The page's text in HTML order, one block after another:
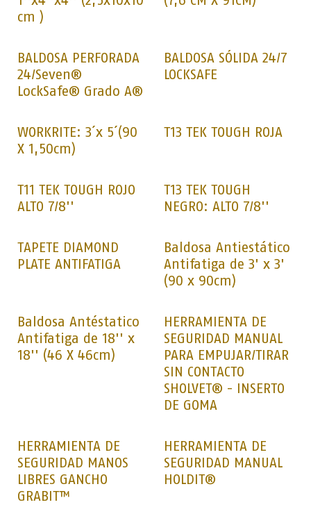
cm )
BALDOSA PERFORADA
24/Seven®
LockSafe® Grado A®
BALDOSA SÓLIDA 24/7
LOCKSAFE
WORKRITE: 3´x 5´(90
X 1,50cm)
T13 TEK TOUGH ROJA
T11 TEK TOUGH ROJO
ALTO 7/8''
T13 TEK TOUGH
NEGRO: ALTO 7/8''
TAPETE DIAMOND
PLATE ANTIFATIGA
Baldosa Antiestático
Antifatiga de 3' x 3'
(90 x 90cm)
Baldosa Antéstatico
Antifatiga de 18'' x
18'' (46 X 46cm)
HERRAMIENTA DE
SEGURIDAD MANUAL
PARA EMPUJAR/TIRAR
SIN CONTACTO
SHOLVET® - INSERTO
DE GOMA
HERRAMIENTA DE
SEGURIDAD MANOS
LIBRES GANCHO
GRABIT™
HERRAMIENTA DE
SEGURIDAD MANUAL
HOLDIT®